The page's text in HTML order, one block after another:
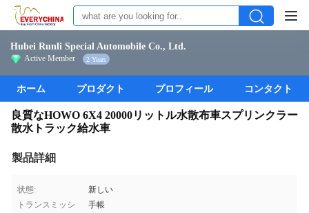
Hubei Runli Special Automobile Co., Ltd.
Active Member 2 Years
ホーム プロダクト プロフィール コンタクト
良質なHOWO 6X4 20000リットル水散布車スプリンクラー
散水トラック給水車
製品詳細
状態:
新しい
トランスミッシ
手帳